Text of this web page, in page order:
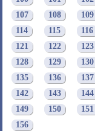
107
108 109
114
115 116
121
122 123
128
129 130
135
136 137
142
143 144
149
150 151
156